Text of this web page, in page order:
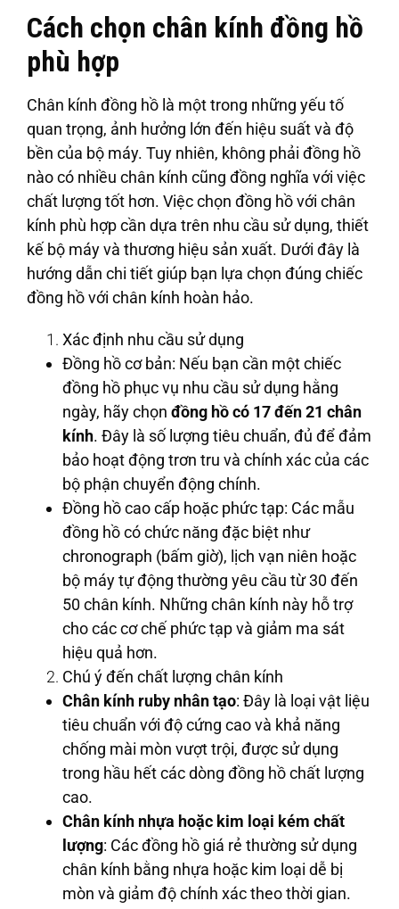
Cách chọn chân kính đồng hồ
phù hợp
Chân kính đồng hồ là một trong những yếu tố
quan trọng, ảnh hưởng lớn đến hiệu suất và độ
bền của bộ máy. Tuy nhiên, không phải đồng hồ
nào có nhiều chân kính cũng đồng nghĩa với việc
chất lượng tốt hơn. Việc chọn đồng hồ với chân
kính phù hợp cần dựa trên nhu cầu sử dụng, thiết
kế bộ máy và thương hiệu sản xuất. Dưới đây là
hướng dẫn chi tiết giúp bạn lựa chọn đúng chiếc
đồng hồ với chân kính hoàn hảo.
Xác định nhu cầu sử dụng
Đồng hồ cơ bản: Nếu bạn cần một chiếc
đồng hồ phục vụ nhu cầu sử dụng hằng
ngày, hãy chọn đồng hồ có 17 đến 21 chân
kính. Đây là số lượng tiêu chuẩn, đủ để đảm
bảo hoạt động trơn tru và chính xác của các
bộ phận chuyển động chính.
Đồng hồ cao cấp hoặc phức tạp: Các mẫu
đồng hồ có chức năng đặc biệt như
chronograph (bấm giờ), lịch vạn niên hoặc
bộ máy tự động thường yêu cầu từ 30 đến
50 chân kính. Những chân kính này hỗ trợ
cho các cơ chế phức tạp và giảm ma sát
hiệu quả hơn.
Chú ý đến chất lượng chân kính
Chân kính ruby nhân tạo: Đây là loại vật liệu
tiêu chuẩn với độ cứng cao và khả năng
chống mài mòn vượt trội, được sử dụng
trong hầu hết các dòng đồng hồ chất lượng
cao.
Chân kính nhựa hoặc kim loại kém chất
lượng: Các đồng hồ giá rẻ thường sử dụng
chân kính bằng nhựa hoặc kim loại dễ bị
mòn và giảm độ chính xác theo thời gian.